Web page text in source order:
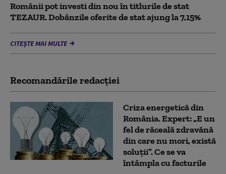
Românii pot investi din nou în titlurile de stat
TEZAUR. Dobânzile oferite de stat ajung la 7,15%
CITEȘTE MAI MULTE
Recomandările redacţiei
Criza energetică din
România. Expert: „E un
fel de răceală zdravănă
din care nu mori, există
soluții”. Ce se va
întâmpla cu facturile